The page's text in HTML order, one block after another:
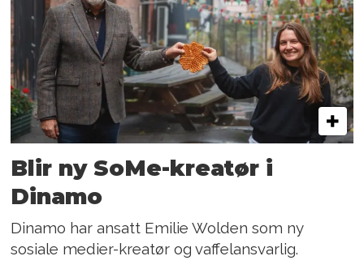
Blir ny SoMe-kreatør i
Dinamo
Dinamo har ansatt Emilie Wolden som ny
sosiale medier-kreatør og vaffelansvarlig.